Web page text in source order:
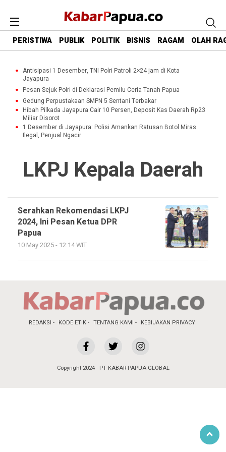
PERISTIWA PUBLIK POLITIK BISNIS RAGAM OLAH
Antisipasi 1 Desember, TNI Polri Patroli 2×24 jam di Kota
Jayapura
Pesan Sejuk Polri di Deklarasi Pemilu Ceria Tanah Papua
Gedung Perpustakaan SMPN 5 Sentani Terbakar
Hibah Pilkada Jayapura Cair 10 Persen, Deposit Kas Daerah Rp23
Miliar Disorot
1 Desember di Jayapura: Polisi Amankan Ratusan Botol Miras
Ilegal, Penjual Ngacir
LKPJ Kepala Daerah
Serahkan Rekomendasi LKPJ
2024, Ini Pesan Ketua DPR
Papua
10 May 2025 - 12:14 WIT
REDAKSI KODE ETIK TENTANG KAMI KEBIJAKAN PRIVACY
Copyright 2024 - PT KABAR PAPUA GLOBAL